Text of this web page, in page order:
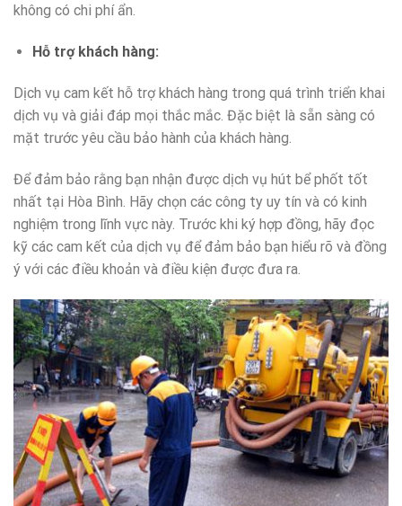
không có chi phí ẩn.
Hỗ trợ khách hàng:
Dịch vụ cam kết hỗ trợ khách hàng trong quá trình triển khai
dịch vụ và giải đáp mọi thắc mắc. Đặc biệt là sẵn sàng có
mặt trước yêu cầu bảo hành của khách hàng.
Để đảm bảo rằng bạn nhận được dịch vụ hút bể phốt tốt
nhất tại Hòa Bình. Hãy chọn các công ty uy tín và có kinh
nghiệm trong lĩnh vực này. Trước khi ký hợp đồng, hãy đọc
kỹ các cam kết của dịch vụ để đảm bảo bạn hiểu rõ và đồng
ý với các điều khoản và điều kiện được đưa ra.